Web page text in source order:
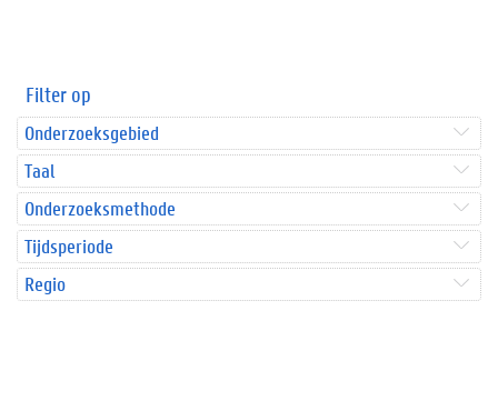
Filter op
Onderzoeksgebied
Taal
Onderzoeksmethode
Tijdsperiode
Regio